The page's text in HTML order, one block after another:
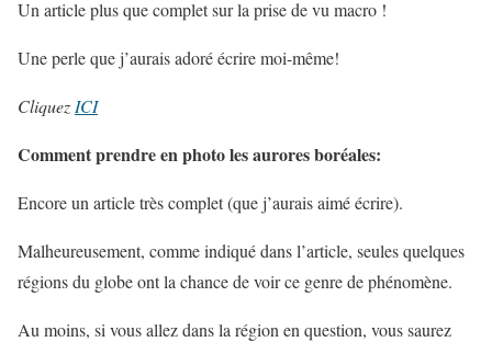
Un article plus que complet sur la prise de vu macro !
Une perle que j’aurais adoré écrire moi-même!
Cliquez ICI
Comment prendre en photo les aurores boréales:
Encore un article très complet (que j’aurais aimé écrire).
Malheureusement, comme indiqué dans l’article, seules quelques
régions du globe ont la chance de voir ce genre de phénomène.
Au moins, si vous allez dans la région en question, vous saurez